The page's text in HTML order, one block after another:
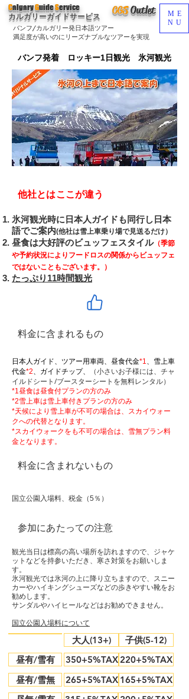
CGSOutlet
バンフ/カルガリー発日本語ツアー
満足度が高いのにリーズナブルなツアーを実現
CalgaryGuideService
カルガリーガイドサービス
ME
NU
バンフ発着 ロッキー1日観光 氷河観光
他社とはここが違う
氷河観光時に日本人ガイドも同行し日本
語でご案内(他社は雪上車乗り場で見送るだけ）
昼食は大好評のビュッフェスタイル（季節
や予約状況によりフードロスの関係からビュッフェ
ではないこともございます。）
たっぷり11時間観光
料金に含まれるもの
日本人ガイド、ツアー用車両、昼食代金*1、雪上車
代金*2、ガイドチップ、
（小さいお子様には、チャ
イルドシート/ブースターシートを無料レンタル）
*1昼食は昼食付プランの方のみ
​*2雪上車は雪上車付きプランの方のみ
*天候により雪上車が不可の場合は、スカイウォー
クへの代替となります。
*スカイウォークをも不可の場合は、雪無プラン料
金となります。
料金に含まれないもの
国立公園入場料、税金（5％）
参加にあたっての注意
観光当日は標高の高い場所を訪れますので、ジャケ
ットなどを持参いただき、寒さ対策をお願いしま
す。
氷河観光では氷河の上に降り立ちますので、スニー
カーやハイキングシューズなどの歩きやすい靴をお
勧めします。
​サンダルやハイヒールなどはお勧めできません。
国立公園入場料について
昼有/雪有
昼有/雪無
大人(13+)
子供(5-12)
350+5%TAX 220+5%TAX
265+5%TAX 165+5%TAX